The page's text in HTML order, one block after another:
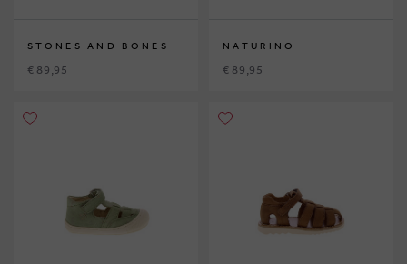
STONES AND BONES
€ 89,95
NATURINO
€ 89,95